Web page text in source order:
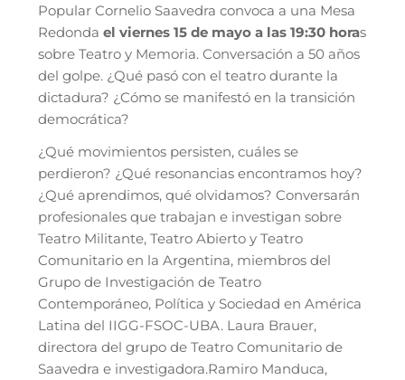
Popular Cornelio Saavedra convoca a una Mesa
Redonda el viernes 15 de mayo a las 19:30 horas
sobre Teatro y Memoria. Conversación a 50 años
del golpe. ¿Qué pasó con el teatro durante la
dictadura? ¿Cómo se manifestó en la transición
democrática?
¿Qué movimientos persisten, cuáles se
perdieron? ¿Qué resonancias encontramos hoy?
¿Qué aprendimos, qué olvidamos? Conversarán
profesionales que trabajan e investigan sobre
Teatro Militante, Teatro Abierto y Teatro
Comunitario en la Argentina, miembros del
Grupo de Investigación de Teatro
Contemporáneo, Política y Sociedad en América
Latina del IIGG-FSOC-UBA. Laura Brauer,
directora del grupo de Teatro Comunitario de
Saavedra e investigadora.Ramiro Manduca,